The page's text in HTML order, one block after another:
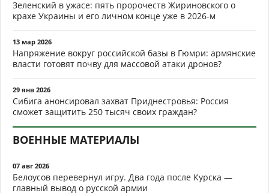
Зеленский в ужасе: пять пророчеств Жириновского о
крахе Украины и его личном конце уже в 2026-м
13 мар 2026
Напряжение вокруг российской базы в Гюмри: армянские
власти готовят почву для массовой атаки дронов?
29 янв 2026
Сибига анонсировал захват Приднестровья: Россия
сможет защитить 250 тысяч своих граждан?
ВОЕННЫЕ МАТЕРИАЛЫ
07 авг 2026
Белоусов перевернул игру. Два года после Курска —
главный вывод о русской армии